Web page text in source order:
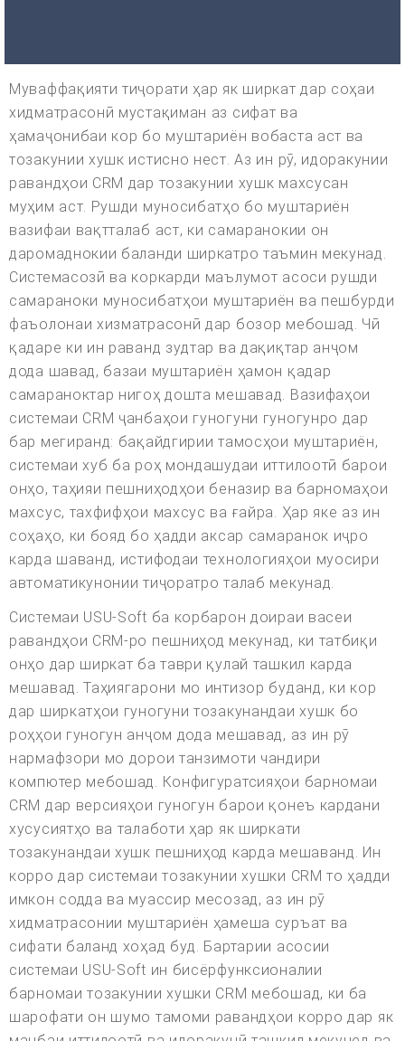
Муваффақияти тиҷорати ҳар як ширкат дар соҳаи
хидматрасонӣ мустақиман аз сифат ва
ҳамаҷонибаи кор бо муштариён вобаста аст ва
тозакунии хушк истисно нест. Аз ин рӯ, идоракунии
равандҳои CRM дар тозакунии хушк махсусан
муҳим аст. Рушди муносибатҳо бо муштариён
вазифаи вақтталаб аст, ки самаранокии он
даромаднокии баланди ширкатро таъмин мекунад.
Системасозӣ ва коркарди маълумот асоси рушди
самараноки муносибатҳои муштариён ва пешбурди
фаъолонаи хизматрасонӣ дар бозор мебошад. Чӣ
қадаре ки ин раванд зудтар ва дақиқтар анҷом
дода шавад, базаи муштариён ҳамон қадар
самараноктар нигоҳ дошта мешавад. Вазифаҳои
системаи CRM ҷанбаҳои гуногуни гуногунро дар
бар мегиранд: бақайдгирии тамосҳои муштариён,
системаи хуб ба роҳ мондашудаи иттилоотӣ барои
онҳо, таҳияи пешниҳодҳои беназир ва барномаҳои
махсус, тахфифҳои махсус ва ғайра. Ҳар яке аз ин
соҳаҳо, ки бояд бо ҳадди аксар самаранок иҷро
карда шаванд, истифодаи технологияҳои муосири
автоматикунонии тиҷоратро талаб мекунад.
Системаи USU-Soft ба корбарон доираи васеи
равандҳои CRM-ро пешниҳод мекунад, ки татбиқи
онҳо дар ширкат ба таври қулай ташкил карда
мешавад. Таҳиягарони мо интизор буданд, ки кор
дар ширкатҳои гуногуни тозакунандаи хушк бо
роҳҳои гуногун анҷом дода мешавад, аз ин рӯ
нармафзори мо дорои танзимоти чандири
компютер мебошад. Конфигуратсияҳои барномаи
CRM дар версияҳои гуногун барои қонеъ кардани
хусусиятҳо ва талаботи ҳар як ширкати
тозакунандаи хушк пешниҳод карда мешаванд. Ин
корро дар системаи тозакунии хушки CRM то ҳадди
имкон содда ва муассир месозад, аз ин рӯ
хидматрасонии муштариён ҳамеша суръат ва
сифати баланд хоҳад буд. Бартарии асосии
системаи USU-Soft ин бисёрфунксионалии
барномаи тозакунии хушки CRM мебошад, ки ба
шарофати он шумо тамоми равандҳои корро дар як